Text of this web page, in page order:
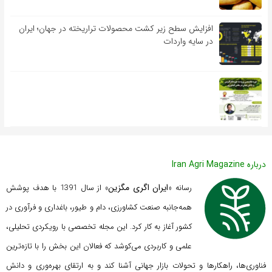
افزایش سطح زیر کشت محصولات تراریخته در جهان؛ ایران
در سایه واردات
درباره Iran Agri Magazine
رسانه «ایران اگری مگزین
» از سال 1391 با هدف پوشش
همه‌جانبه صنعت کشاورزی، دام و طیور، باغداری و فرآوری در
کشور آغاز به کار کرد. این مجله تخصصی با رویکردی تحلیلی،
علمی و کاربردی می‌کوشد که فعالان این بخش را با تازه‌ترین
فناوری‌ها، راهکارها و تحولات بازار جهانی آشنا کند و به ارتقای بهره‌وری و دانش